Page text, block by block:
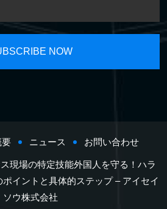
ニュース お問い合わせ
現場の特定技能外国人を守る！ハラ
イントと具体的ステップ – アイセイ
ソウ株式会社